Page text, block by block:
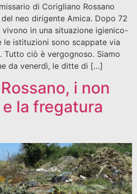
di Corigliano Rossano
neo dirigente Amica. Dopo 72
in una situazione igienico-
le istituzioni sono scappate via
Tutto ciò è vergognoso. Siamo
da venerdì, le ditte di […]
i non
la fregatura